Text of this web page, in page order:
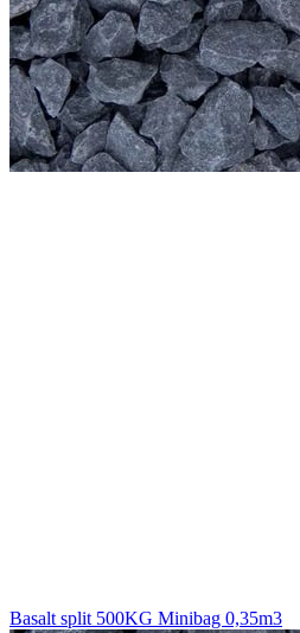
Basalt split 500KG Minibag 0,35m3